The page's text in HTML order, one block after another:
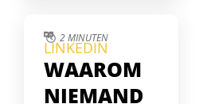
reacties. Maar juist die
stille posts blijken
gelezen te worden
door je echte
2 MINUTEN
LINKEDIN
WAAROM
NIEMAND